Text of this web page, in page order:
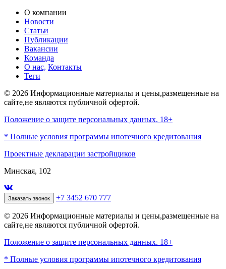
О компании
Новости
Статьи
Публикации
Вакансии
Команда
О нас, Контакты
Теги
© 2026 Информационные материалы и цены,размещенные на
сайте,не являются публичной офертой.
Положение о защите персональных данных. 18+
* Полные условия программы ипотечного кредитования
Проектные декларации застройщиков
Минская, 102
Заказать звонок +7 3452 670 777
© 2026 Информационные материалы и цены,размещенные на
сайте,не являются публичной офертой.
Положение о защите персональных данных. 18+
* Полные условия программы ипотечного кредитования